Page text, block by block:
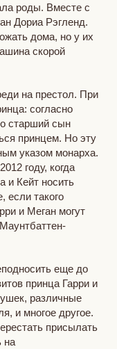
роды. Вместе с
Дориа Рэгленд.
дома, но у их
скорой
на престол. При
согласно
старший сын
принцем. Но эту
указом монарха.
году, когда
и Кейт носить
если такого
и Меган могут
еще до
принца Гарри и
различные
и многое другое.
присылать
на